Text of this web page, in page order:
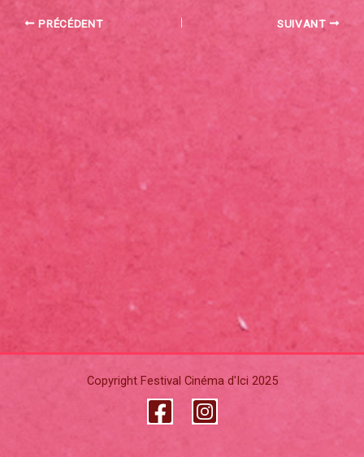
PRÉCÉDENT SUIVANT
Copyright Festival Cinéma d'Ici 2025